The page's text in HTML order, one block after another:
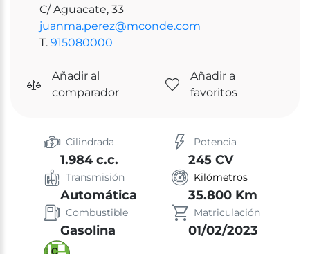
C/ Aguacate, 33
juanma.perez@mconde.com
T. 915080000
Añadir al
comparador
Añadir a
favoritos
Cilindrada
1.984 c.c.
Potencia
245 CV
Transmisión
Automática
Kilómetros
35.800 Km
Combustible
Gasolina
Matriculación
01/02/2023